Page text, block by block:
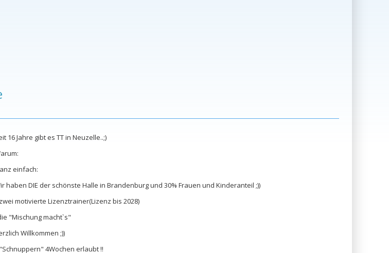
16 Jahre gibt es TT in Neuzelle..;)
einfach:
haben DIE der schönste Halle in Brandenburg und 30% Frauen und Kinderanteil ;))
motivierte Lizenztrainer(Lizenz bis 2028)
"Mischung macht`s"
Willkommen ;))
4Wochen erlaubt !!